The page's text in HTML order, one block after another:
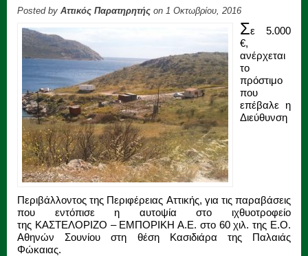
Posted by Αττικός Παρατηρητής on 1 Οκτωβρίου, 2016
Σε 5.000
€,
ανέρχεται
το
πρόστιμο
που
επέβαλε η
Διεύθυνση
Περιβάλλοντος της Περιφέρειας Αττικής, για τις παραβάσεις
που εντόπισε η αυτοψία στο ιχθυοτροφείο
της ΚΑΣΤΕΛΟΡΙΖΟ – ΕΜΠΟΡΙΚΗ Α.Ε. στο 60 χιλ. της Ε.Ο.
Αθηνών Σουνίου στη θέση Κασιδιάρα της Παλαιάς
Φώκαιας.